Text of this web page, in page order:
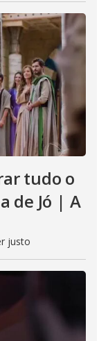
tudo o
de Jó | A
justo